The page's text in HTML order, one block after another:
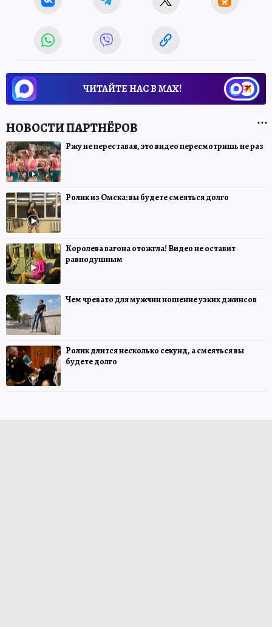
ЧИТАЙТЕ НАС В МАХ!
Ржу не переставая, это видео пересмотришь не раз
Ролик из Омска: вы будете смеяться долго
Королева вагона отожгла! Видео не оставит
равнодушным
Чем чревато для мужчин ношение узких джинсов
Ролик длится несколько секунд, а смеяться вы
будете долго